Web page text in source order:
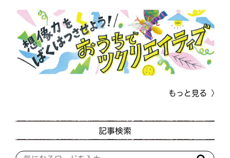
もっと見る
記事検索